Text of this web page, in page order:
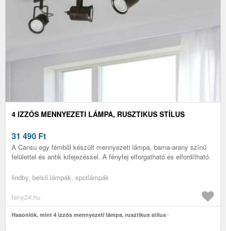
4 IZZÓS MENNYEZETI LÁMPA, RUSZTIKUS STÍLUS
31 490 Ft
A Cansu egy fémből készült mennyezeti lámpa, barna-arany színű
felülettel és antik kifejezéssel. A fényfej elforgatható és elfordítható.
lindby, belső lámpák, spotlámpák
feny24.hu
Hasonlók, mint 4 izzós mennyezeti lámpa, rusztikus stílus